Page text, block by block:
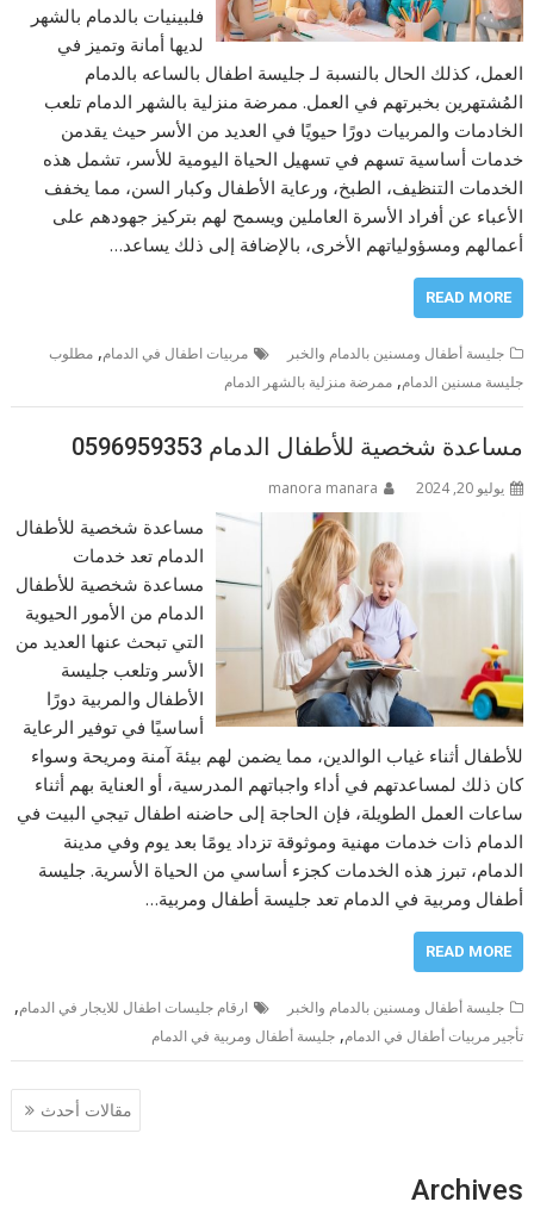
فلبينيات بالدمام بالشهر
لديها أمانة وتميز في
العمل، كذلك الحال بالنسبة لـ جليسة اطفال بالساعه بالدمام
المُشتهرين بخبرتهم في العمل. ممرضة منزلية بالشهر الدمام تلعب
الخادمات والمربيات دورًا حيويًا في العديد من الأسر حيث يقدمن
خدمات أساسية تسهم في تسهيل الحياة اليومية للأسر، تشمل هذه
الخدمات التنظيف، الطبخ، ورعاية الأطفال وكبار السن، مما يخفف
الأعباء عن أفراد الأسرة العاملين ويسمح لهم بتركيز جهودهم على
أعمالهم ومسؤولياتهم الأخرى، بالإضافة إلى ذلك يساعد…
READ MORE
جليسة أطفال ومسنين بالدمام والخبر مربيات اطفال في الدمام,مطلوب
جليسة مسنين الدمام,ممرضة منزلية بالشهر الدمام
مساعدة شخصية للأطفال الدمام 0596959353
يوليو 20, 2024 manora manara
مساعدة شخصية للأطفال
الدمام تعد خدمات
مساعدة شخصية للأطفال
الدمام من الأمور الحيوية
التي تبحث عنها العديد من
الأسر وتلعب جليسة
الأطفال والمربية دورًا
أساسيًا في توفير الرعاية
للأطفال أثناء غياب الوالدين، مما يضمن لهم بيئة آمنة ومريحة وسواء
كان ذلك لمساعدتهم في أداء واجباتهم المدرسية، أو العناية بهم أثناء
ساعات العمل الطويلة، فإن الحاجة إلى حاضنه اطفال تيجي البيت في
الدمام ذات خدمات مهنية وموثوقة تزداد يومًا بعد يوم وفي مدينة
الدمام، تبرز هذه الخدمات كجزء أساسي من الحياة الأسرية. جليسة
أطفال ومربية في الدمام تعد جليسة أطفال ومربية…
READ MORE
جليسة أطفال ومسنين بالدمام والخبر ارقام جليسات اطفال للايجار في الدمام,
تأجير مربيات أطفال في الدمام,جليسة أطفال ومربية في الدمام
مقالات أحدث
Archives